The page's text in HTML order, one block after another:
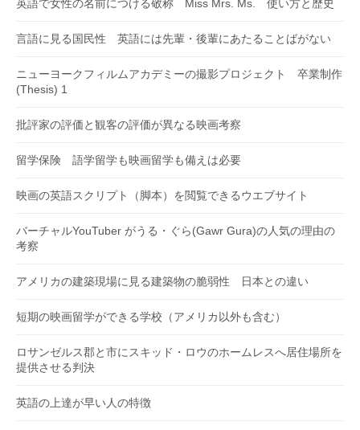
英語で女性の名前につける敬称 Miss Mrs. Ms. 使い方と歴史
言語に見る国民性 英語には先輩・後輩にあたることばがない
ニューヨークフィルムアカデミーの撮影プロジェクト 卒業制作
(Thesis) 1
批評家の評価と観客の評価が異なる映画考察
留学保険 語学留学も映画留学も備えは必要
映画の英語スクリプト（脚本）を閲覧できるウエブサイト
バーチャルYouTuber がうる・ぐら(Gawr Gura)の人気の理由の
考察
アメリカの建築現場に見る建築物の脆弱性 日本との違い
短期の映画留学ができる学校（アメリカ以外も含む）
ロサンゼルス郡と市にスキッド・ロウのホームレスへ居住場所を
提供させる判決
英語の上達が早い人の特徴